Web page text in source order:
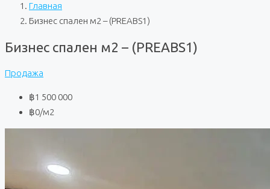
Главная
Бизнес спален м2 – (PREABS1)
Бизнес спален м2 – (PREABS1)
Продажа
฿1 500 000
฿0/м2